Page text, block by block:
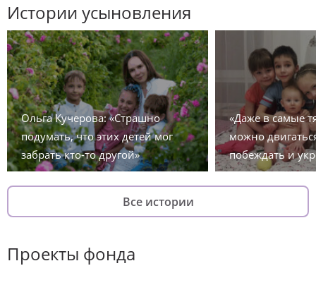
Истории усыновления
Ольга Кучерова: «Страшно
подумать, что этих детей мог
забрать кто-то другой»
«Даже в самые
можно
побеждать и
Все истории
Проекты фонда